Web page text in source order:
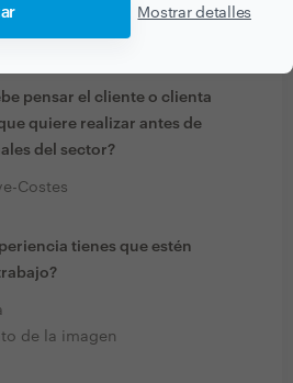
Mostrar detalles
pensar el cliente o clienta
quiere realizar antes de
del sector?
Costes
tienes que estén
de la imagen